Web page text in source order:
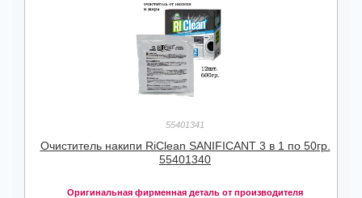
55401341
Очиститель накипи RiClean SANIFICANT 3 в 1 по 50гр.
55401340
Оригинальная фирменная деталь от производителя